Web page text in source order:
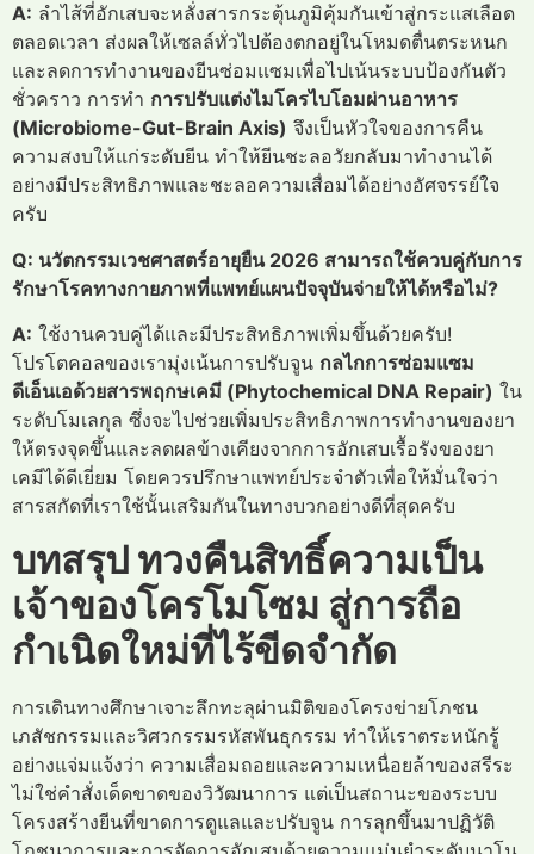
A: ลำไส้ที่อักเสบจะหลั่งสารกระตุ้นภูมิคุ้มกันเข้าสู่กระแสเลือด
ตลอดเวลา ส่งผลให้เซลล์ทั่วไปต้องตกอยู่ในโหมดตื่นตระหนก
และลดการทำงานของยีนซ่อมแซมเพื่อไปเน้นระบบป้องกันตัว
ชั่วคราว การทำ การปรับแต่งไมโครไบโอมผ่านอาหาร
(Microbiome-Gut-Brain Axis) จึงเป็นหัวใจของการคืน
ความสงบให้แก่ระดับยีน ทำให้ยีนชะลอวัยกลับมาทำงานได้
อย่างมีประสิทธิภาพและชะลอความเสื่อมได้อย่างอัศจรรย์ใจ
ครับ
Q: นวัตกรรมเวชศาสตร์อายุยืน 2026 สามารถใช้ควบคู่กับการ
รักษาโรคทางกายภาพที่แพทย์แผนปัจจุบันจ่ายให้ได้หรือไม่?
A: ใช้งานควบคู่ได้และมีประสิทธิภาพเพิ่มขึ้นด้วยครับ!
โปรโตคอลของเรามุ่งเน้นการปรับจูน กลไกการซ่อมแซม
ดีเอ็นเอด้วยสารพฤกษเคมี (Phytochemical DNA Repair) ใน
ระดับโมเลกุล ซึ่งจะไปช่วยเพิ่มประสิทธิภาพการทำงานของยา
ให้ตรงจุดขึ้นและลดผลข้างเคียงจากการอักเสบเรื้อรังของยา
เคมีได้ดีเยี่ยม โดยควรปรึกษาแพทย์ประจำตัวเพื่อให้มั่นใจว่า
สารสกัดที่เราใช้นั้นเสริมกันในทางบวกอย่างดีที่สุดครับ
บทสรุป ทวงคืนสิทธิ์ความเป็น
เจ้าของโครโมโซม สู่การถือ
กำเนิดใหม่ที่ไร้ขีดจำกัด
การเดินทางศึกษาเจาะลึกทะลุผ่านมิติของโครงข่ายโภชน
เภสัชกรรมและวิศวกรรมรหัสพันธุกรรม ทำให้เราตระหนักรู้
อย่างแจ่มแจ้งว่า ความเสื่อมถอยและความเหนื่อยล้าของสรีระ
ไม่ใช่คำสั่งเด็ดขาดของวิวัฒนาการ แต่เป็นสถานะของระบบ
โครงสร้างยีนที่ขาดการดูแลและปรับจูน การลุกขึ้นมาปฏิวัติ